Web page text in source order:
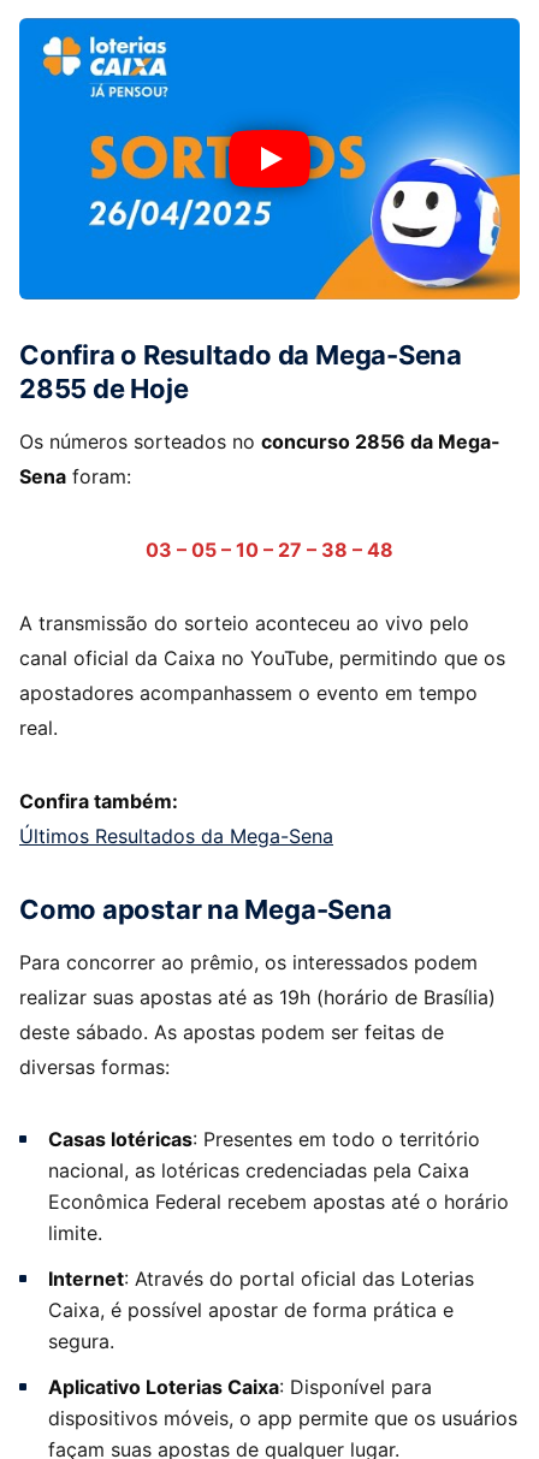
Confira o Resultado da Mega-Sena
2855 de Hoje
Os números sorteados no concurso 2856 da Mega-
Sena foram:
03 – 05 – 10 – 27 – 38 – 48
A transmissão do sorteio aconteceu ao vivo pelo
canal oficial da Caixa no YouTube, permitindo que os
apostadores acompanhassem o evento em tempo
real.
Confira também:
Últimos Resultados da Mega-Sena
Como apostar na Mega-Sena
Para concorrer ao prêmio, os interessados podem
realizar suas apostas até as 19h (horário de Brasília)
deste sábado. As apostas podem ser feitas de
diversas formas:
Casas lotéricas: Presentes em todo o território
nacional, as lotéricas credenciadas pela Caixa
Econômica Federal recebem apostas até o horário
limite.
Internet: Através do portal oficial das Loterias
Caixa, é possível apostar de forma prática e
segura.
Aplicativo Loterias Caixa: Disponível para
dispositivos móveis, o app permite que os usuários
façam suas apostas de qualquer lugar.